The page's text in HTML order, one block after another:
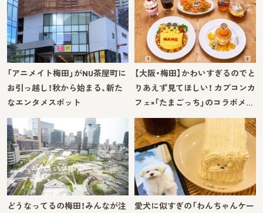
「アニメイト梅田」がNU茶屋町に
お引っ越し！秋から始まる、新た
なエンタメスポット
【大阪・梅田】かわいすぎるのでと
りあえず見てほしい！ カプコンカ
フェ×「たまごっち」のコラボメ…
どうなってるの梅田！みんなが注
愛犬に似すぎの「わんちゃんケー